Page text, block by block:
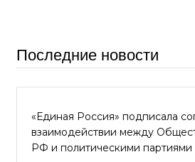
Последние новости
«Единая Россия» подписала
взаимодействии между
РФ и политическими партиями